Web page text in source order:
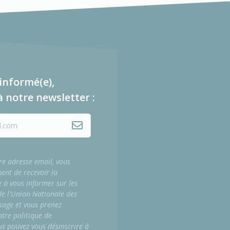
notre newsletter :
adresse email, vous
de recevoir la
à vous informer sur les
l'Union Nationale des
et vous prenez
politique de
pouvez vous désinscrire à